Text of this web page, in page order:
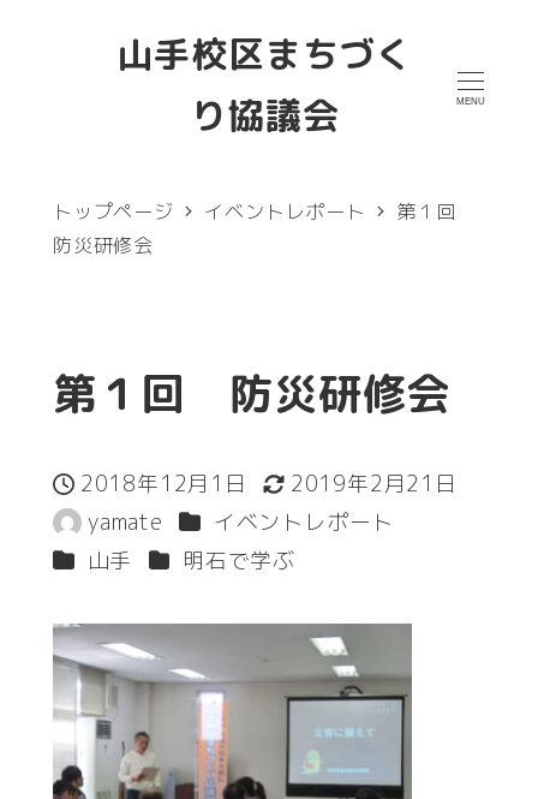
山手校区まちづく
り協議会
MENU
トップページ イベントレポート
第１回
防災研修会
第１回 防災研修会
投稿日
2018年12月1日
更新日
2019年2月21日
著
者
yamate カテゴリー
イベントレポート
カテゴリー
山手 カテゴリー
明石で学ぶ